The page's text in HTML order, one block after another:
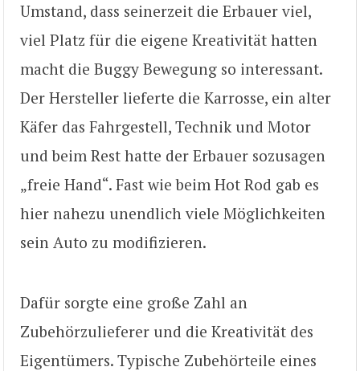
Umstand, dass seinerzeit die Erbauer viel,
viel Platz für die eigene Kreativität hatten
macht die Buggy Bewegung so interessant.
Der Hersteller lieferte die Karrosse, ein alter
Käfer das Fahrgestell, Technik und Motor
und beim Rest hatte der Erbauer sozusagen
„freie Hand“. Fast wie beim Hot Rod gab es
hier nahezu unendlich viele Möglichkeiten
sein Auto zu modifizieren.
Dafür sorgte eine große Zahl an
Zubehörzulieferer und die Kreativität des
Eigentümers. Typische Zubehörteile eines